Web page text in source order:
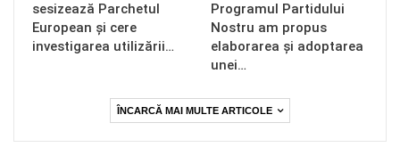
sesizează Parchetul
European și cere
investigarea utilizării…
Programul Partidului
Nostru am propus
elaborarea și adoptarea
unei…
ÎNCARCĂ MAI MULTE ARTICOLE